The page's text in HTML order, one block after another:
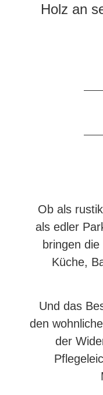
Holz an
Ob als
als edler
bringen
Küche,
Und das
den
der